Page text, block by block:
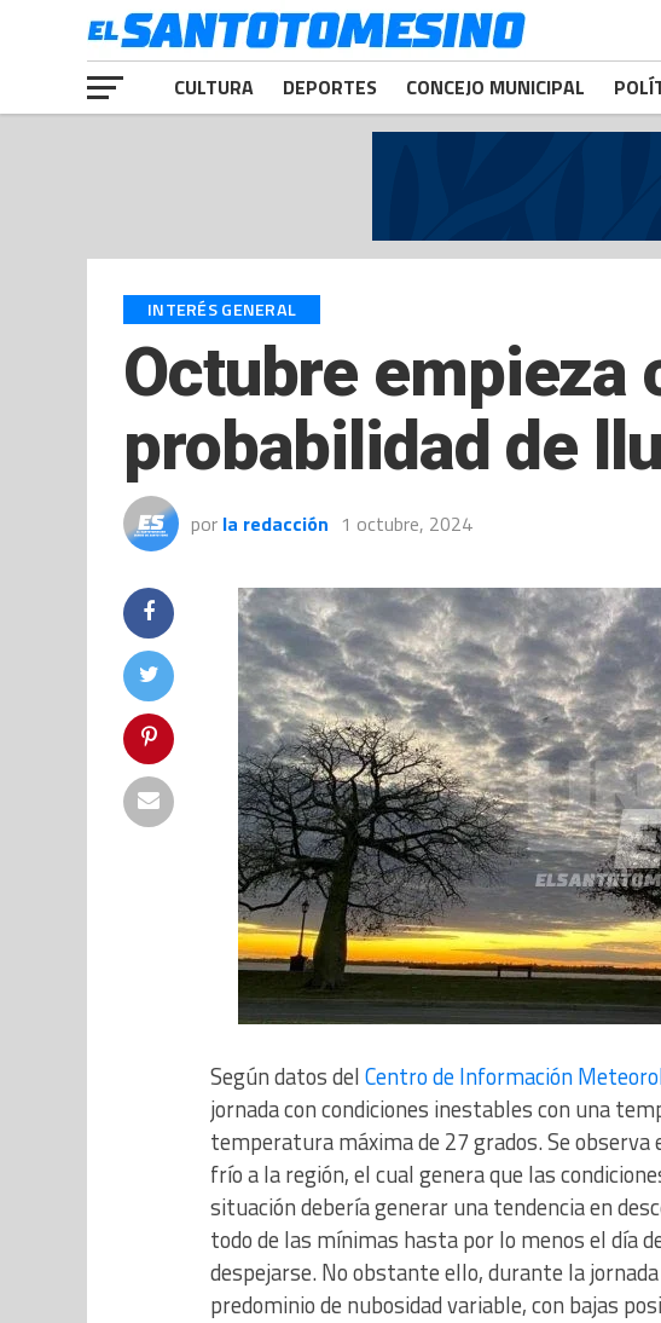
CULTURA DEPORTES CONCEJO MUNICIPAL
INTERÉS GENERAL
Octubre empieza
probabilidad de
por la redacción 1 octubre, 2024
Según datos delCentro de Información
jornada con condiciones inestables con una
temperatura máxima de 27 grados. Se
frío a la región, el cual genera que las
situación debería generar una tendencia en
todo de las mínimas hasta por lo menos el día
despejarse. No obstante ello, durante la
predominio de nubosidad variable, con bajas